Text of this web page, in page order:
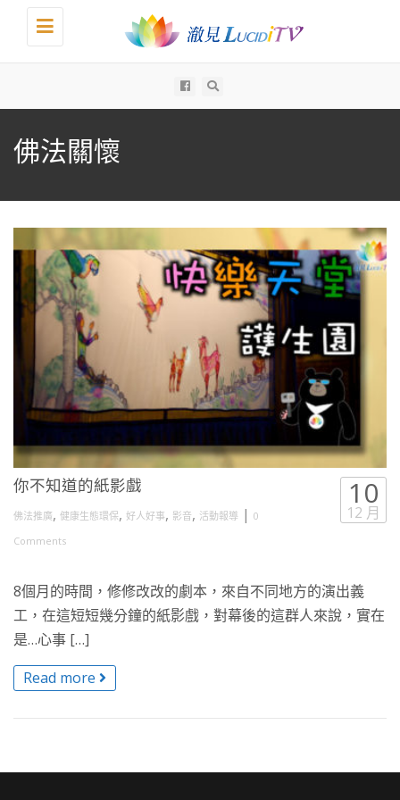
Toggle
navigation
佛法關懷
你不知道的紙影戲
佛法推廣, 健康生態環保, 好人好事, 影音, 活動報導 | 0
Comments
10
12 月
8個月的時間，修修改改的劇本，來自不同地方的演出義
工，在這短短幾分鐘的紙影戲，對幕後的這群人來說，實在
是…心事 […]
Read more